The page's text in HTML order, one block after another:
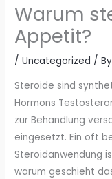
Warum
Appetit?
/Uncategorized /
Steroide sind
Hormons
zur Behandlung
eingesetzt. Ein oft
Steroidanwendung
warum geschieht